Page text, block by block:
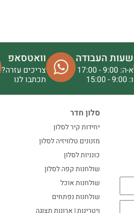
שעות העבודה
א-ה: 9:00 - 17:00
ו: 9:00 - 15:00
וואטסאפ
צריכים עזרה?
תכתבו לנו
סלון חדר
יחידות קיר לסלון
מזנונים טלוויזיה לסלון
כונניות לסלון
שולחנות קפה לסלון
שולחנות אוכל
שולחנות נפתחים
ויטרינות | ארונות תצוגה